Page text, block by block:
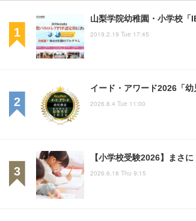
山梨学院幼稚園・小学校「
2019.2.19 Tue 17:45
イード・アワード2026「
2026.8.4 Tue 11:00
【小学校受験2026】まさ
2026.6.18 Thu 9:15